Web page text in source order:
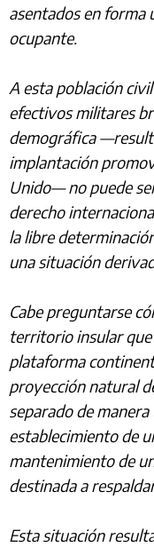
asentados en forma
ocupante.
A esta población
efectivos militares
demográfica
implantación
Unido— no puede
derecho
la libre
una situación
Cabe preguntarse
territorio insular
plataforma
proyección natural
separado de
establecimiento de
mantenimiento de
destinada a
Esta situación